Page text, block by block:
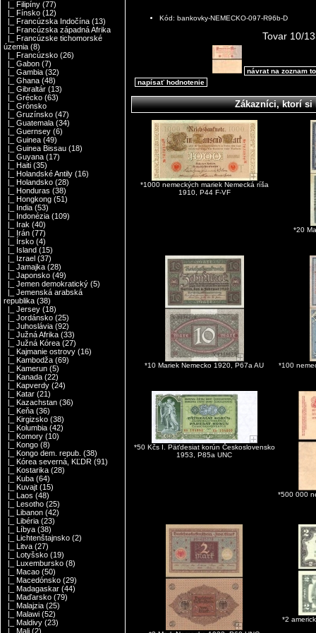
|_ Filipíny (77)
|_ Fínsko (12)
|_ Francúzska Indočína (13)
|_ Francúzska západná Afrika
|_ Francúzske tichomorské
územia (8)
|_ Francúzsko (26)
|_ Gabon (7)
|_ Gambia (32)
|_ Ghana (48)
|_ Gibraltár (13)
|_ Grécko (63)
|_ Grónsko
|_ Gruzínsko (47)
|_ Guatemala (34)
|_ Guernsey (6)
|_ Guinea (49)
|_ Guinea Bissau (18)
|_ Guyana (17)
|_ Haiti (35)
|_ Holandské Antily (16)
|_ Holandsko (28)
|_ Honduras (38)
|_ Hongkong (51)
|_ India (53)
|_ Indonézia (109)
|_ Irak (40)
|_ Irán (77)
|_ Írsko (4)
|_ Island (15)
|_ Izrael (37)
|_ Jamajka (28)
|_ Japonsko (49)
|_ Jemen demokratický (5)
|_ Jemenská arabská
republika (38)
|_ Jersey (18)
|_ Jordánsko (25)
|_ Juhoslávia (92)
|_ Južná Afrika (33)
|_ Južná Kórea (27)
|_ Kajmanie ostrovy (16)
|_ Kambodža (69)
|_ Kamerun (5)
|_ Kanada (22)
|_ Kapverdy (24)
|_ Katar (21)
|_ Kazachstan (36)
|_ Keňa (36)
|_ Kirgizsko (38)
|_ Kolumbia (42)
|_ Komory (10)
|_ Kongo (8)
|_ Kongo dem. repub. (38)
|_ Kórea severná, KĽDR (91)
|_ Kostarika (28)
|_ Kuba (64)
|_ Kuvajt (15)
|_ Laos (48)
|_ Lesotho (25)
|_ Libanon (42)
|_ Libéria (23)
|_ Líbya (38)
|_ Lichtenštajnsko (2)
|_ Litva (27)
|_ Lotyšsko (19)
|_ Luxembursko (8)
|_ Macao (50)
|_ Macedónsko (29)
|_ Madagaskar (44)
|_ Maďarsko (79)
|_ Malajzia (25)
|_ Malawi (52)
|_ Maldivy (23)
|_ Mali (2)
Kód: bankovky-NEMECKO-097-R96b-D
Tovar 10/
návrat na zoznam
napísať hodnotenie
Zákazníci, ktorí si
*1000 nemeckých mariek Nemecká ríša
1910, P44 F-VF
*20
*10 Mariek Nemecko 1920, P67a AU *100
*50 Kčs I. Päťdesiat korún Československo
1953, P85a UNC
*500 000
*2